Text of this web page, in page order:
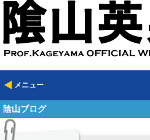
メニュー
陰山ブログ